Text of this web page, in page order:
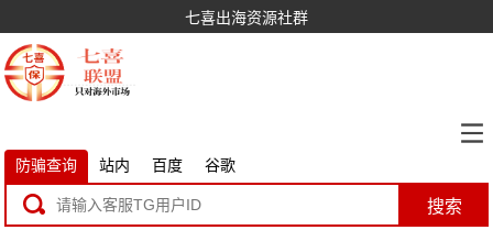
七喜出海资源社群
防骗查询 站内 百度 谷歌
搜索